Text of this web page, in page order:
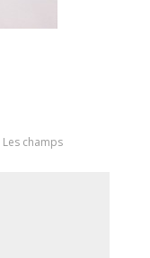
Les champs